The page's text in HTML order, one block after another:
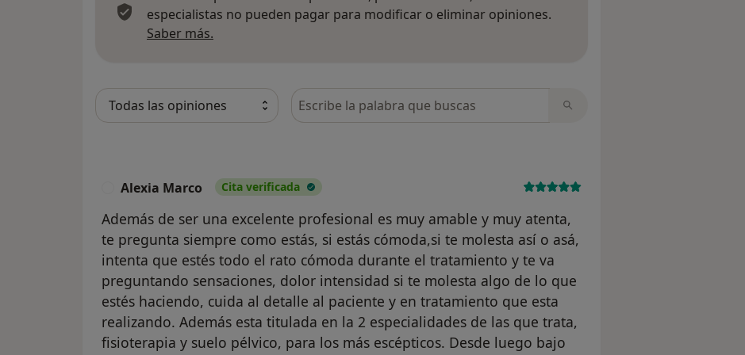
especialistas no pueden pagar para modificar o eliminar opiniones.
Saber más.
Busca en opiniones
Alexia Marco Cita verificada
Además de ser una excelente profesional es muy amable y muy atenta,
te pregunta siempre como estás, si estás cómoda,si te molesta así o asá,
intenta que estés todo el rato cómoda durante el tratamiento y te va
preguntando sensaciones, dolor intensidad si te molesta algo de lo que
estés haciendo, cuida al detalle al paciente y en tratamiento que esta
realizando. Además esta titulada en la 2 especialidades de las que trata,
fisioterapia y suelo pélvico, para los más escépticos. Desde luego bajo